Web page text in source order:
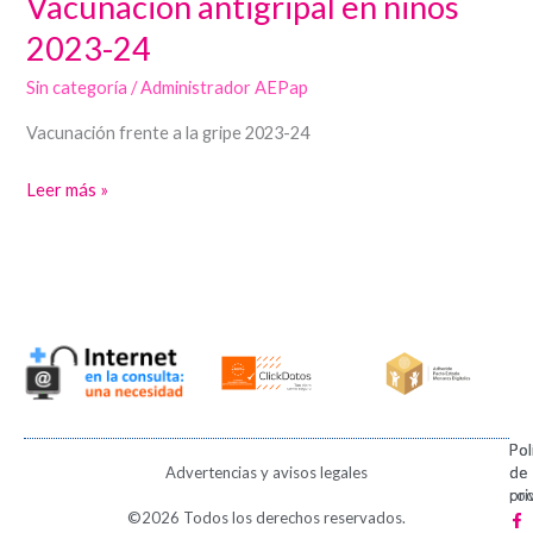
2023-24
Sin categoría /Administrador AEPap
Vacunación frente a la gripe 2023-24
en
niños
2023-
Leer más »
Advertencias y avisos legales
de
de
©2026 Todos los derechos reservados.
F
a
X
-
I
n
V
i
P
i